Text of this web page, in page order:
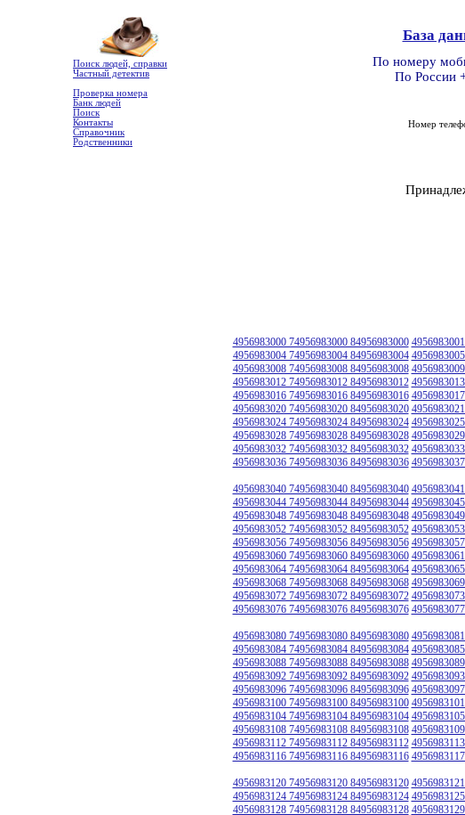
Поиск людей, справки
Частный детектив
Проверка номера
Банк людей
Поиск
Контакты
Справочник
Родственники
База
По номеру
По России
Номер
4956983000 74956983000 84956983000
4956983004 74956983004 84956983004
4956983008 74956983008 84956983008
4956983012 74956983012 84956983012
4956983016 74956983016 84956983016
4956983020 74956983020 84956983020
4956983024 74956983024 84956983024
4956983028 74956983028 84956983028
4956983032 74956983032 84956983032
4956983036 74956983036 84956983036
4956983040 74956983040 84956983040
4956983044 74956983044 84956983044
4956983048 74956983048 84956983048
4956983052 74956983052 84956983052
4956983056 74956983056 84956983056
4956983060 74956983060 84956983060
4956983064 74956983064 84956983064
4956983068 74956983068 84956983068
4956983072 74956983072 84956983072
4956983076 74956983076 84956983076
4956983080 74956983080 84956983080
4956983084 74956983084 84956983084
4956983088 74956983088 84956983088
4956983092 74956983092 84956983092
4956983096 74956983096 84956983096
4956983100 74956983100 84956983100
4956983104 74956983104 84956983104
4956983108 74956983108 84956983108
4956983112 74956983112 84956983112
4956983116 74956983116 84956983116
4956983120 74956983120 84956983120
4956983124 74956983124 84956983124
4956983128 74956983128 84956983128